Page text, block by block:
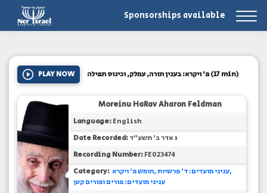
Sponsorships available
PLAY NOW פ' ויקרא: בענין תורה, עמלק, וכינוס תפילה(17 min)
Moreinu HaRav Aharon Feldman
Language:English
Date Recorded:ג אדר ב' תשע"ד
Recording Number:FE023474
Category: חומש פ' ויקרא עניני מועדים: ד' פרשיות
עניני מועדים: פורים ופורים קטן